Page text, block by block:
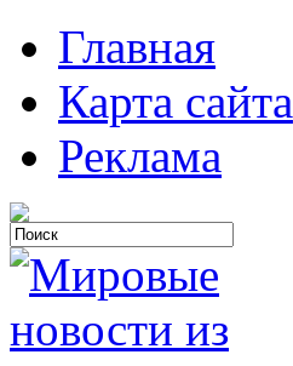
Главная
Карта сайта
Реклама